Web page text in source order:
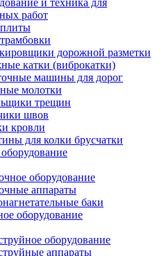
и техника для
работ
дорожной разметки
катки (виброкатки)
машины для дорог
молотки
трещин
швов
кровли
для колки брусчатки
оборудование
аппараты
баки
оборудование
оборудование
аппараты